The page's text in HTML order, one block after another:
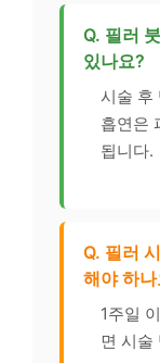
Q. 필러
있나요?
시술 후
흡연은
됩니다.
Q. 필러
해야 하
1주일
면 시술